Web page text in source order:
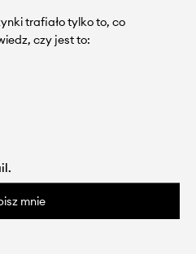
trafiało tylko to, co
czy jest to:
mnie